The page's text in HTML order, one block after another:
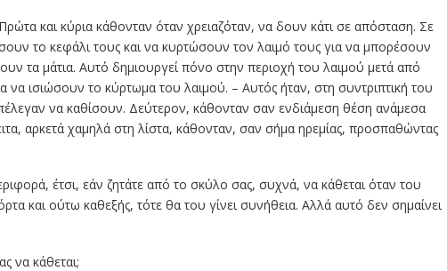
Πρώτα και κύρια κάθονταν όταν χρειαζόταν, να δουν κάτι σε απόσταση. Σε
το κεφάλι τους και να κυρτώσουν τον λαιμό τους για να μπορέσουν
τα μάτια. Αυτό δημιουργεί πόνο στην περιοχή του λαιμού μετά από
να ισιώσουν το κύρτωμα του λαιμού. – Αυτός ήταν, στη συντριπτική του
να καθίσουν. Δεύτερον, κάθονταν σαν ενδιάμεση θέση ανάμεσα
αρκετά χαμηλά στη λίστα, κάθονταν, σαν σήμα ηρεμίας, προσπαθώντας
έτσι, εάν ζητάτε από το σκύλο σας, συχνά, να κάθεται όταν του
και ούτω καθεξής, τότε θα του γίνει συνήθεια. Αλλά αυτό δεν σημαίνει
να κάθεται;